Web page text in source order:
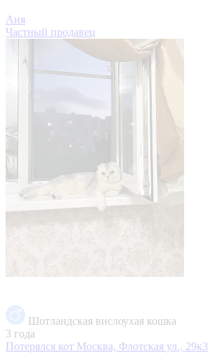
Аня
Частный продавец
Шотландская вислоухая кошка
3 года
Потерялся кот Москва, Флотская ул., 29к3